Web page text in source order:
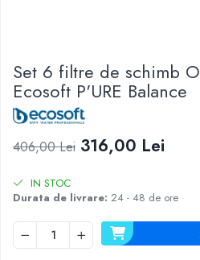
Pompe de presiune
Conectori statie
Contoare si debitmetre
Accesorii diverse
Set 6 filtre de schimb
Ecosoft P'URE Balance
406,00 Lei 316,00 Lei
IN STOC
Durata de livrare: 24 - 48 de ore